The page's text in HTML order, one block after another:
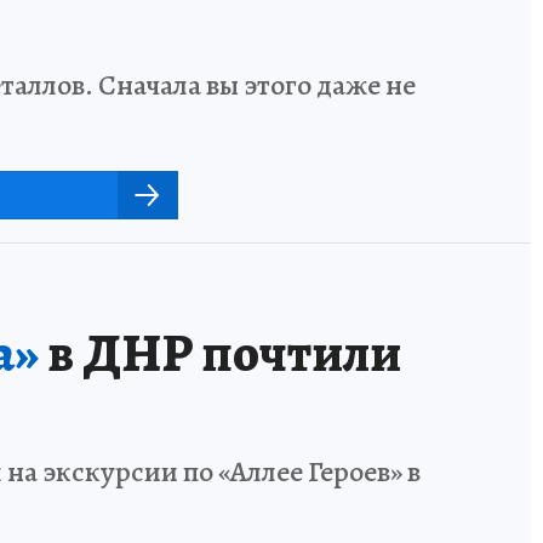
Сначала вы этого даже не
в ДНР почтили
экскурсии по «Аллее Героев» в